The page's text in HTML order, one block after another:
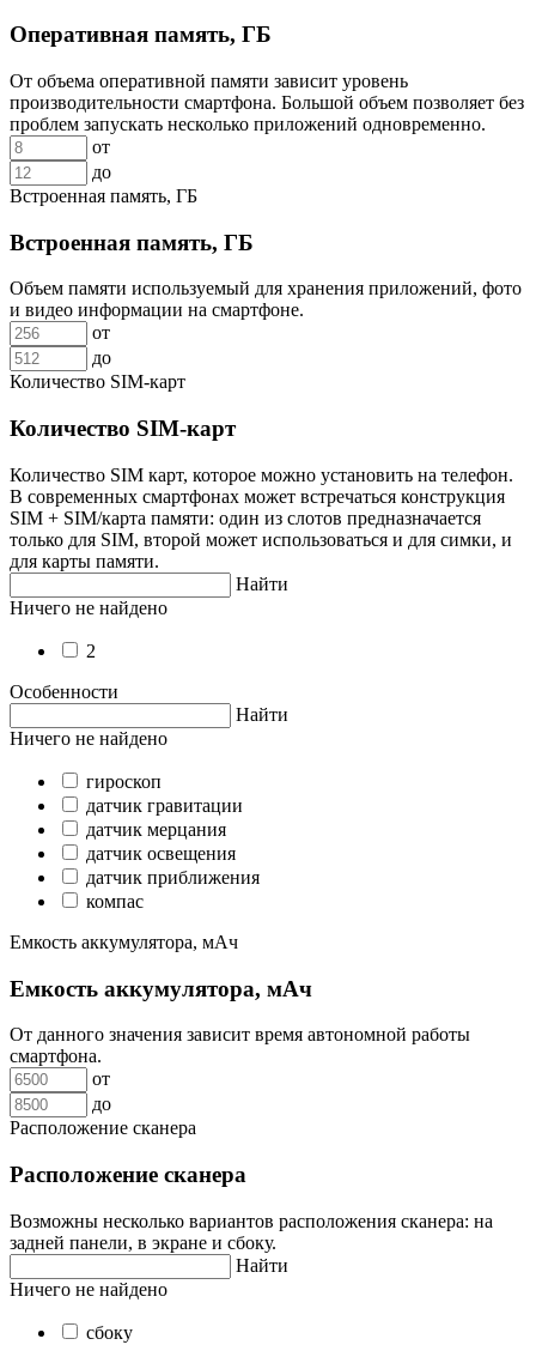
Оперативная память, ГБ
От объема оперативной памяти зависит уровень
производительности смартфона. Большой объем позволяет без
проблем запускать несколько приложений одновременно.
от
до
Встроенная память, ГБ
Встроенная память, ГБ
Объем памяти используемый для хранения приложений, фото
и видео информации на смартфоне.
от
до
Количество SIM-карт
Количество SIM-карт
Количество SIM карт, которое можно установить на телефон.
В современных смартфонах может встречаться конструкция
SIM + SIM/карта памяти: один из слотов предназначается
только для SIM, второй может использоваться и для симки, и
для карты памяти.
Найти
Ничего не найдено
2
Особенности
Найти
Ничего не найдено
гироскоп
датчик гравитации
датчик мерцания
датчик освещения
датчик приближения
компас
Емкость аккумулятора, мАч
Емкость аккумулятора, мАч
От данного значения зависит время автономной работы
смартфона.
от
до
Расположение сканера
Расположение сканера
Возможны несколько вариантов расположения сканера: на
задней панели, в экране и сбоку.
Найти
Ничего не найдено
сбоку